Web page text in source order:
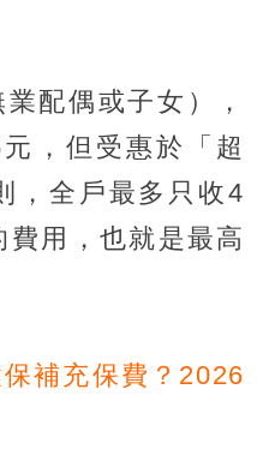
配偶或子女），
，但受惠於「超
，全戶最多只收4
用，也就是最高
補充保費？2026